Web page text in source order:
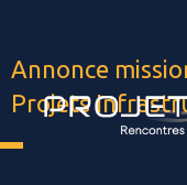
Annonce
Projets